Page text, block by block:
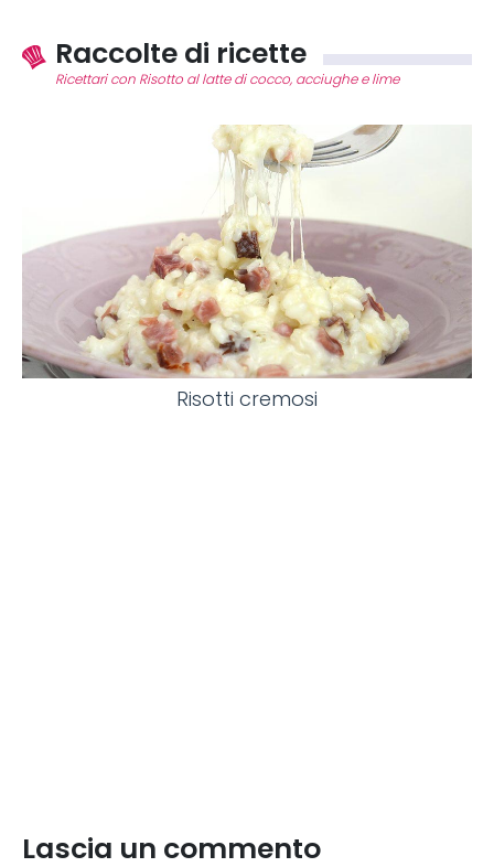
Raccolte di ricette
Ricettari con Risotto al latte di cocco, acciughe e lime
Risotti cremosi
Lascia un commento